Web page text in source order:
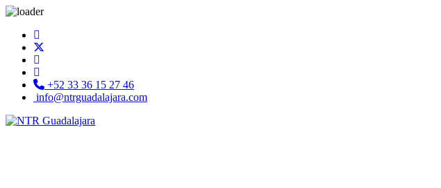
+52 33 36 15 27 46
info@ntrguadalajara.com